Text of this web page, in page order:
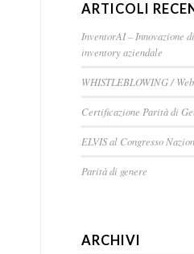
ARTICOLI
InventorAI – Innovazione
inventory aziendale
WHISTLEBLOWING /
Certificazione Parità di
ELVIS al Congresso
Parità di genere
ARCHIVI